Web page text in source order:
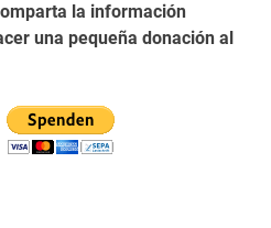
la información
una pequeña donación al